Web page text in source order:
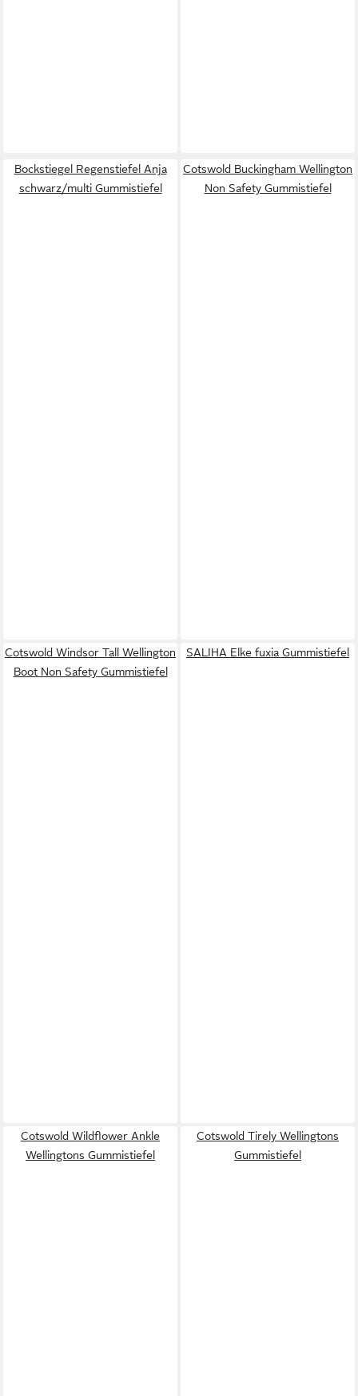
Bockstiegel Regenstiefel Anja
schwarz/multi Gummistiefel
Cotswold Buckingham Wellington
Non Safety Gummistiefel
Cotswold Windsor Tall Wellington
Boot Non Safety Gummistiefel
SALIHA Elke fuxia Gummistiefel
Cotswold Wildflower Ankle
Wellingtons Gummistiefel
Cotswold Tirely Wellingtons
Gummistiefel